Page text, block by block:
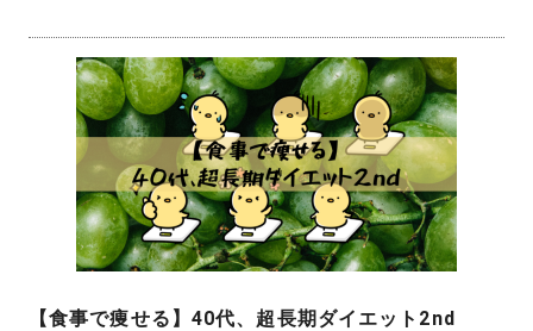
【食事で痩せる】40代、超長期ダイエット2nd